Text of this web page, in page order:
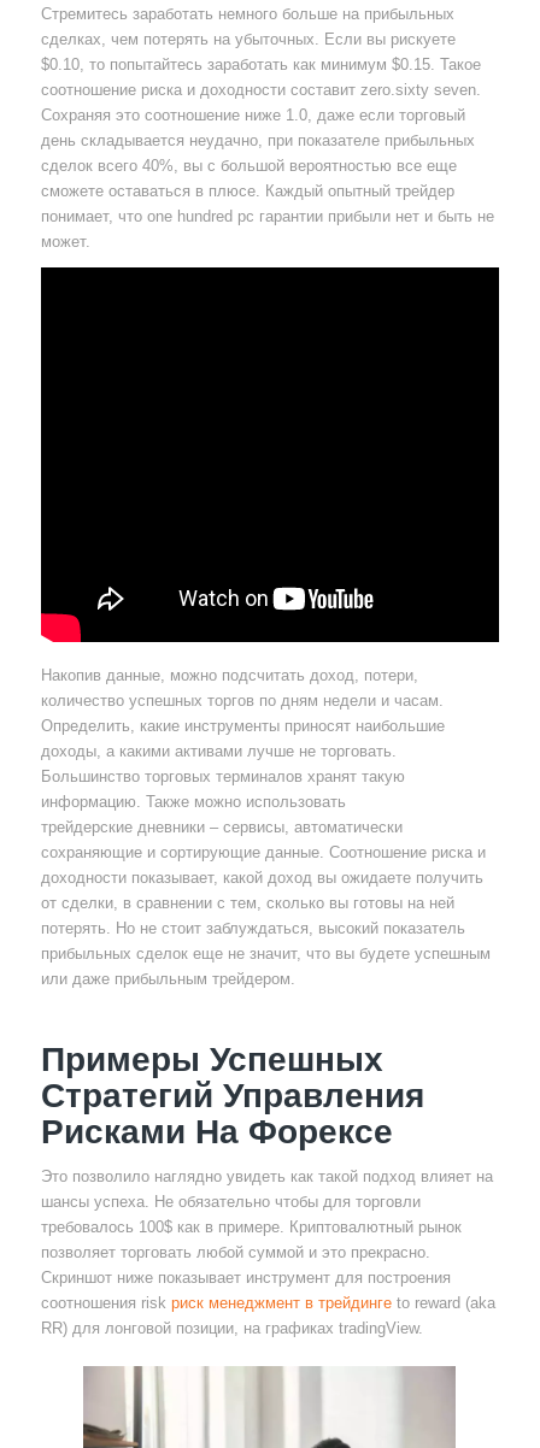
Стремитесь заработать немного больше на прибыльных
сделках, чем потерять на убыточных. Если вы рискуете
$0.10, то попытайтесь заработать как минимум $0.15. Такое
соотношение риска и доходности составит zero.sixty seven.
Сохраняя это соотношение ниже 1.0, даже если торговый
день складывается неудачно, при показателе прибыльных
сделок всего 40%, вы с большой вероятностью все еще
сможете оставаться в плюсе. Каждый опытный трейдер
понимает, что one hundred pc гарантии прибыли нет и быть не
может.
Накопив данные, можно подсчитать доход, потери,
количество успешных торгов по дням недели и часам.
Определить, какие инструменты приносят наибольшие
доходы, а какими активами лучше не торговать.
Большинство торговых терминалов хранят такую
информацию. Также можно использовать
трейдерские дневники – сервисы, автоматически
сохраняющие и сортирующие данные. Соотношение риска и
доходности показывает, какой доход вы ожидаете получить
от сделки, в сравнении с тем, сколько вы готовы на ней
потерять. Но не стоит заблуждаться, высокий показатель
прибыльных сделок еще не значит, что вы будете успешным
или даже прибыльным трейдером.
Примеры Успешных
Стратегий Управления
Рисками На Форексе
Это позволило наглядно увидеть как такой подход влияет на
шансы успеха. Не обязательно чтобы для торговли
требовалось 100$ как в примере. Криптовалютный рынок
позволяет торговать любой суммой и это прекрасно.
Скриншот ниже показывает инструмент для построения
соотношения risk риск менеджмент в трейдингеto reward (aka
RR) для лонговой позиции, на графиках tradingView.